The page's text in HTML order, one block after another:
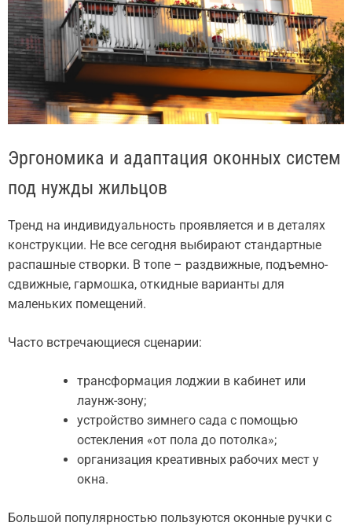
Эргономика и адаптация оконных систем
под нужды жильцов
Тренд на индивидуальность проявляется и в деталях
конструкции. Не все сегодня выбирают стандартные
распашные створки. В топе – раздвижные, подъемно-
сдвижные, гармошка, откидные варианты для
маленьких помещений.
Часто встречающиеся сценарии:
трансформация лоджии в кабинет или
лаунж-зону;
устройство зимнего сада с помощью
остекления «от пола до потолка»;
организация креативных рабочих мест у
окна.
Большой популярностью пользуются оконные ручки с